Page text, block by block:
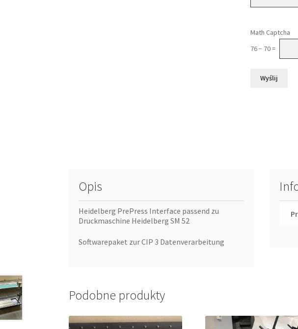
Math Captcha
76 − 70 =
Opis
Heidelberg PrePress Interface passend zu
Druckmaschine Heidelberg SM 52
Softwarepaket zur CIP 3 Datenverarbeitung
Podobne produkty